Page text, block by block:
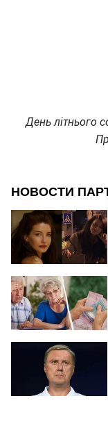
День літнього